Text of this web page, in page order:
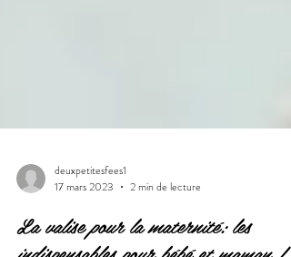
deuxpetitesfees1
17 mars 2023
2 min de lecture